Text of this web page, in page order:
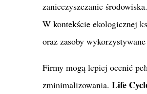
zanieczyszczanie środowiska.
W kontekście ekologicznej
oraz zasoby
Firmy mogą lepiej ocenić
zminimalizowania. Life